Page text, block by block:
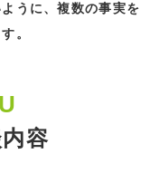
うに、複数の事実を
。
容